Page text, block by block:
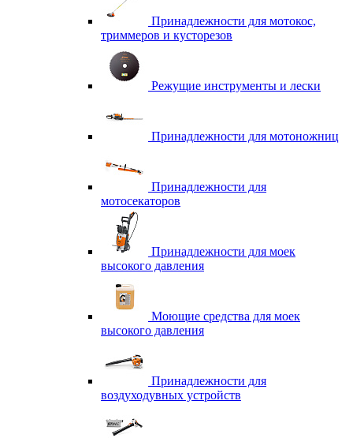
Принадлежности для мотокос,
триммеров и кусторезов
Режущие инструменты и лески
Принадлежности для мотоножниц
Принадлежности для
мотосекаторов
Принадлежности для моек
высокого давления
Моющие средства для моек
высокого давления
Принадлежности для
воздуходувных устройств